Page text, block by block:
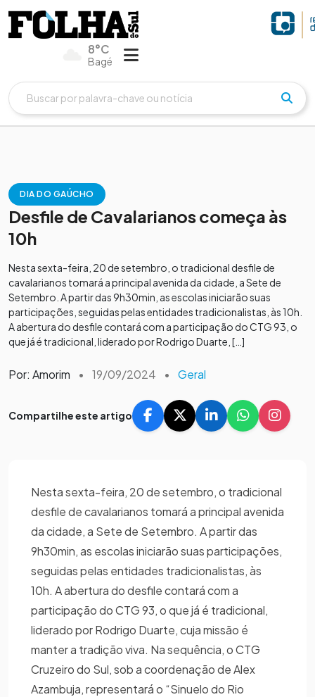
8°C
Bagé
DIA DO GAÚCHO
Desfile de Cavalarianos começa às
10h
Nesta sexta-feira, 20 de setembro, o tradicional desfile de
cavalarianos tomará a principal avenida da cidade, a Sete de
Setembro. A partir das 9h30min, as escolas iniciarão suas
participações, seguidas pelas entidades tradicionalistas, às 10h.
A abertura do desfile contará com a participação do CTG 93, o
que já é tradicional, liderado por Rodrigo Duarte, […]
Por: Amorim • 19/09/2024 • Geral
Compartilhe este artigo
Nesta sexta-feira, 20 de setembro, o tradicional
desfile de cavalarianos tomará a principal avenida
da cidade, a Sete de Setembro. A partir das
9h30min, as escolas iniciarão suas participações,
seguidas pelas entidades tradicionalistas, às
10h. A abertura do desfile contará com a
participação do CTG 93, o que já é tradicional,
liderado por Rodrigo Duarte, cuja missão é
manter a tradição viva. Na sequência, o CTG
Cruzeiro do Sul, sob a coordenação de Alex
Azambuja, representará o “Sinuelo do Rio